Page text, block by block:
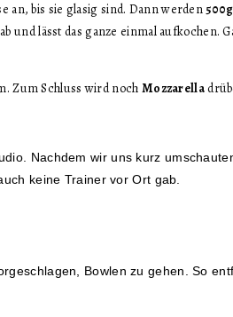
an, bis sie glasig sind. Dann werden
und lässt das ganze einmal aufkochen.
Zum Schluss wird noch Mozzarella
Nachdem wir uns kurz
keine Trainer vor Ort gab.
Bowlen zu gehen. So